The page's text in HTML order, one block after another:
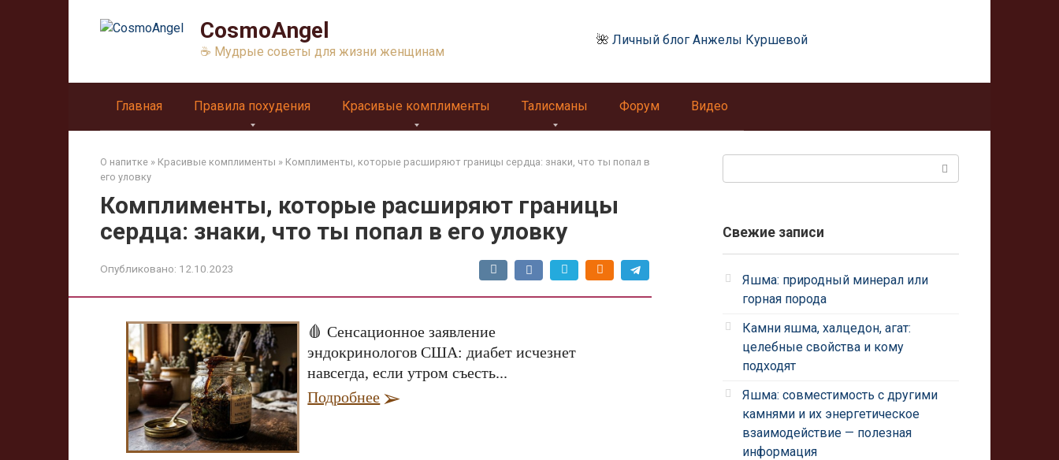
CosmoAngel
☕ Мудрые советы для жизни женщинам
🌺 Личный блог Анжелы Куршевой
Главная Правила похудения Красивые комплименты Талисманы Форум Видео
О напитке » Красивые комплименты » Комплименты, которые расширяют границы сердца: знаки, что ты попал в
его уловку
Комплименты, которые расширяют границы
сердца: знаки, что ты попал в его уловку
Опубликовано: 12.10.2023
🩸 Сенсационное заявление
эндокринологов США: диабет исчезнет
навсегда, если утром съесть...
Подробнее
Свежие записи
Яшма: природный минерал или
горная порода
Камни яшма, халцедон, агат:
целебные свойства и кому
подходят
Яшма: совместимость с другими
камнями и их энергетическое
взаимодействие — полезная
информация